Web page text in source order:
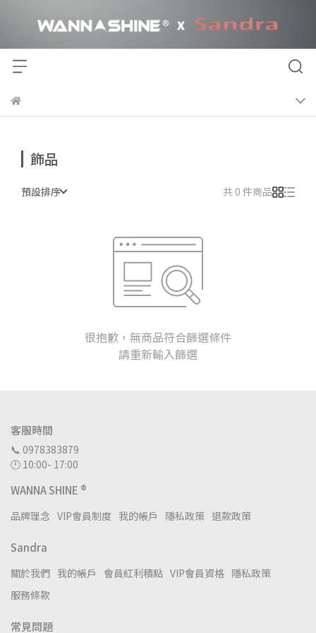
飾品
預設排序 共 0 件商品
很抱歉，無商品符合篩選條件
請重新輸入篩選
客服時間
📞 0978383879
🕛 10:00- 17:00
WANNA SHINE ®
品牌理念 VIP會員制度 我的帳戶 隱私政策 退款政策
Sandra
關於我們 我的帳戶 會員紅利積點 VIP會員資格 隱私政策
服務條款
常見問題